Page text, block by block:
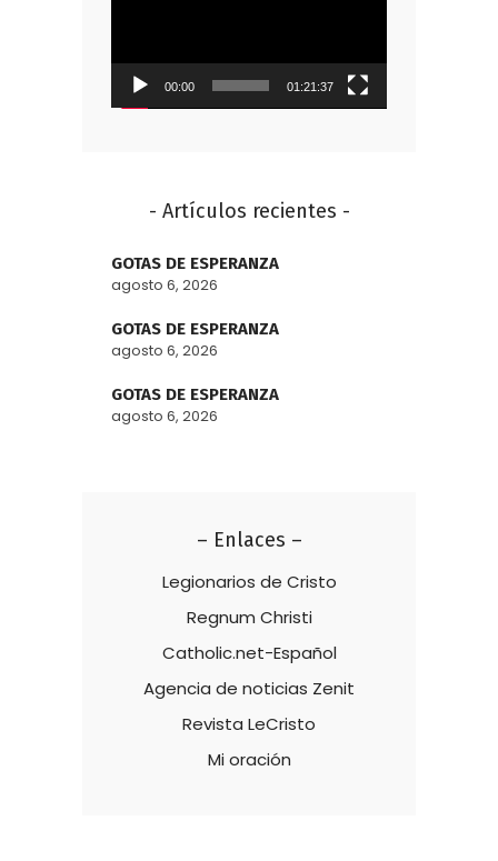
00:00 01:21:37
- Artículos recientes -
GOTAS DE ESPERANZA
agosto 6, 2026
GOTAS DE ESPERANZA
agosto 6, 2026
GOTAS DE ESPERANZA
agosto 6, 2026
– Enlaces –
Legionarios de Cristo
Regnum Christi
Catholic.net-Español
Agencia de noticias Zenit
Revista LeCristo
Mi oración